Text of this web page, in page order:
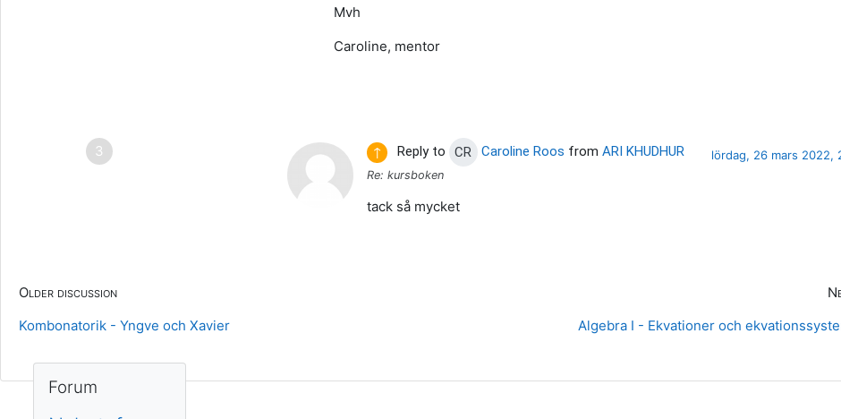
Mvh
Caroline, mentor
Parent of this post
↑ Reply to CR Caroline Roos from ARI KHUDHUR lördag, 26 mars 2022,
Re: kursboken
tack så mycket
Older discussion
Kombonatorik - Yngve och Xavier
Algebra I - Ekvationer och
Block
Forum